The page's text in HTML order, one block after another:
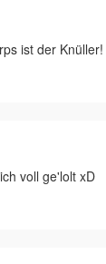
ist der Knüller!
voll ge'lolt xD